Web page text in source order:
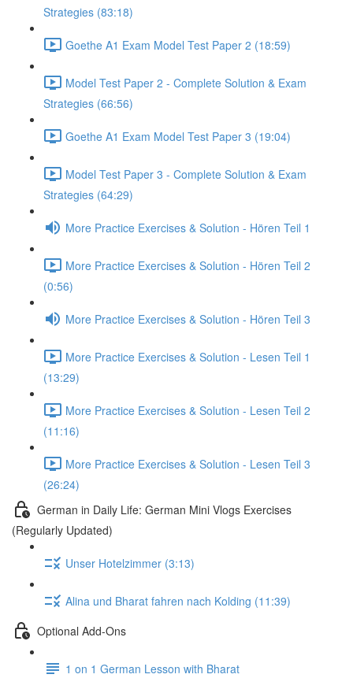
Strategies (83:18)
Goethe A1 Exam Model Test Paper 2 (18:59)
Model Test Paper 2 - Complete Solution & Exam
Strategies (66:56)
Goethe A1 Exam Model Test Paper 3 (19:04)
Model Test Paper 3 - Complete Solution & Exam
Strategies (64:29)
More Practice Exercises & Solution - Hören Teil 1
More Practice Exercises & Solution - Hören Teil 2
(0:56)
More Practice Exercises & Solution - Hören Teil 3
More Practice Exercises & Solution - Lesen Teil 1
(13:29)
More Practice Exercises & Solution - Lesen Teil 2
(11:16)
More Practice Exercises & Solution - Lesen Teil 3
(26:24)
German in Daily Life: German Mini Vlogs Exercises
(Regularly Updated)
Unser Hotelzimmer (3:13)
Alina und Bharat fahren nach Kolding (11:39)
Optional Add-Ons
1 on 1 German Lesson with Bharat